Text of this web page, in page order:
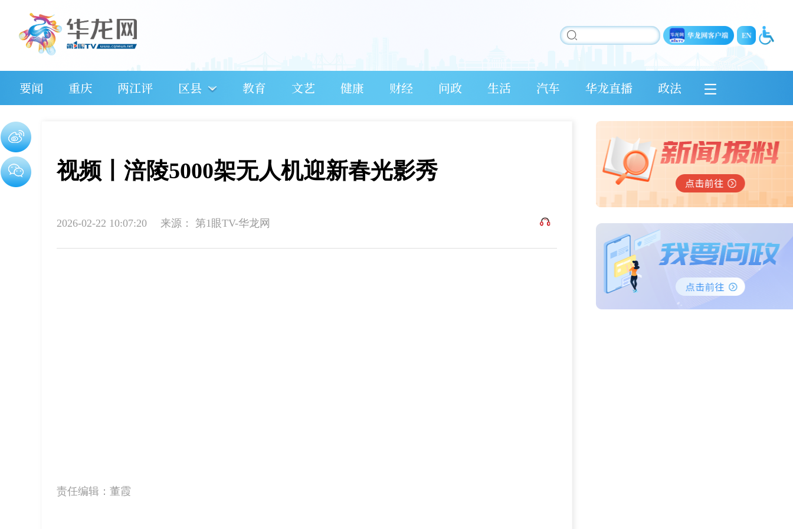
要闻 重庆 两江评 区县 教育 文艺 健康 财经 问政 生活 汽车 华龙直播 政法
视频丨涪陵5000架无人机迎新春光影秀
2026-02-22 10:07:20 来源： 第1眼TV-华龙网
责任编辑： 董霞